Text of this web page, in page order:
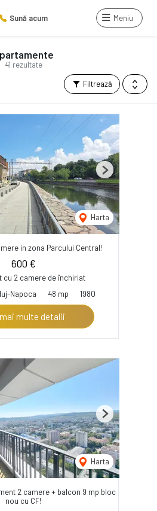
Sună acum Meniu
41 rezultate
Filtrează
Harta
Next
in zona Parcului Central!
600 €
cu 2 camere de închiriat
Napoca
48 mp 1980
multe detalii
Harta
Next
2 camere + balcon 9 mp bloc
nou cu CF!